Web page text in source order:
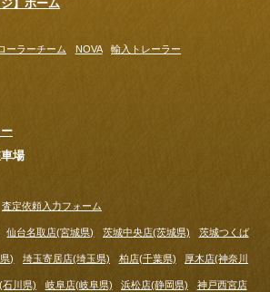
】ホーム
ーラーチーム NOVA 輸入トレーラー
場
査定依頼入力フォーム
仙台名取店(宮城県) 茨城中央店(茨城県) 茨城つくば
) 埼玉寄居店(埼玉県) 柏店(千葉県) 厚木店(神奈川
石川県) 岐阜店(岐阜県) 浜松店(静岡県) 神戸西宮店